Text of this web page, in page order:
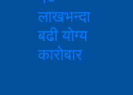
लाखभन्दा
बढी योग्य
कारोबार